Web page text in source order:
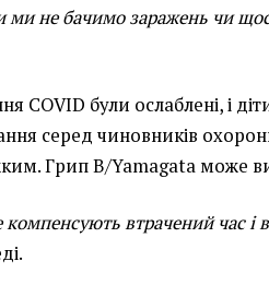
ми не бачимо заражень чи
COVID були ослаблені, і
серед чиновників
Грип B/Yamagata може
компенсують втрачений час і